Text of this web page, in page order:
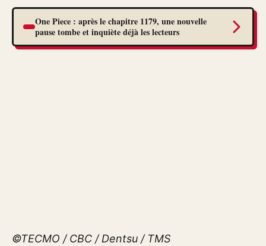
One Piece : après le chapitre 1179, une nouvelle
pause tombe et inquiète déjà les lecteurs
©TECMO / CBC / Dentsu / TMS